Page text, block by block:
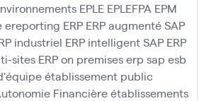
EPLE EPLEFPA EPM
ereporting ERP ERP augmenté SAP
industriel ERP intelligent SAP ERP
sites ERP on premiseserp sap esb
établissement public
Financièreétablissements